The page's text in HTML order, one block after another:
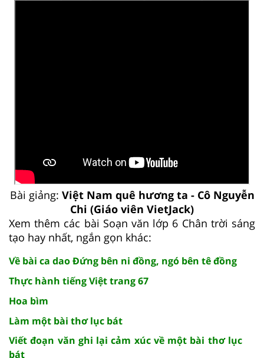
Bài giảng: Việt Nam quê hương ta - Cô Nguyễn
Chi (Giáo viên VietJack)
Xem thêm các bài Soạn văn lớp 6 Chân trời sáng
tạo hay nhất, ngắn gọn khác:
Về bài ca dao Đứng bên ni đồng, ngó bên tê đồng
Thực hành tiếng Việt trang 67
Hoa bìm
Làm một bài thơ lục bát
Viết đoạn văn ghi lại cảm xúc về một bài thơ lục
bát